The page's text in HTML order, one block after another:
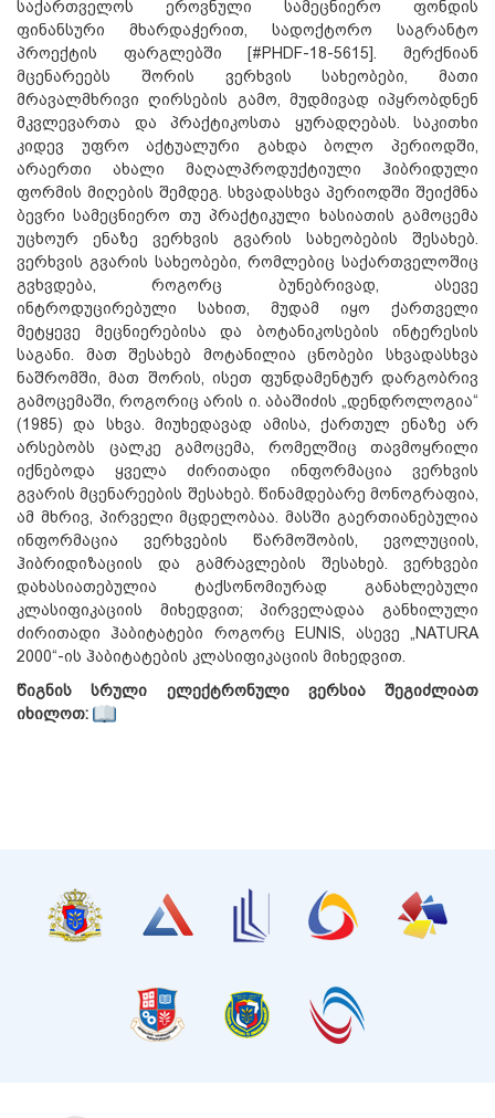
საქართველოს ეროვნული სამეცნიერო ფონდის
ფინანსური მხარდაჭერით, სადოქტორო საგრანტო
პროექტის ფარგლებში [#PHDF-18-5615]. მერქნიან
მცენარეებს შორის ვერხვის სახეობები, მათი
მრავალმხრივი ღირსების გამო, მუდმივად იპყრობდნენ
მკვლევართა და პრაქტიკოსთა ყურადღებას. საკითხი
კიდევ უფრო აქტუალური გახდა ბოლო პერიოდში,
არაერთი ახალი მაღალპროდუქტიული ჰიბრიდული
ფორმის მიღების შემდეგ. სხვადასხვა პერიოდში შეიქმნა
ბევრი სამეცნიერო თუ პრაქტიკული ხასიათის გამოცემა
უცხოურ ენაზე ვერხვის გვარის სახეობების შესახებ.
ვერხვის გვარის სახეობები, რომლებიც საქართველოშიც
გვხვდება, რო­გორც ბუნებრივად, ასევე
ინტროდუცირებული სახით, მუდამ იყო ქართველი
მეტყევე მეცნიერებისა და ბოტანიკოსების ინტერესის
საგანი. მათ შესახებ მოტანილია ცნობები სხვადასხვა
ნაშრომში, მათ შორის, ისეთ ფუნდამენტურ დარგობრივ
გამოცემაში, როგორიც არის ი. აბაშიძის „დენდროლოგია“
(1985) და სხვა. მიუხედავად ამისა, ქართულ ენაზე არ
არსებობს ცალკე გამოცემა, რომელშიც თავმოყრილი
იქნებოდა ყველა ძირითადი ინფორმაცია ვერხვის
გვარის მცენარეების შესახებ. წინამდებარე მონოგრაფია,
ამ მხრივ, პირველი მცდელობაა. მასში გაერთიანებულია
ინფორმაცია ვერხვების წარმოშობის, ევოლუციის,
ჰიბრიდიზაციის და გამრავლების შესახებ. ვერხვები
დახასიათებულია ტაქსონომიურად განახლებული
კლასიფიკაციის მიხედვით; პირველადაა განხილული
ძირითადი ჰაბიტატები როგორც EUNIS, ასევე „NATURA
2000“-ის ჰაბიტატების კლასიფიკაციის მიხედვით.
წიგნის სრული ელექტრონული ვერსია შეგიძლიათ
იხილოთ: